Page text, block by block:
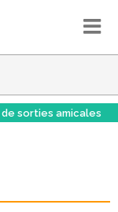
de sorties amicales